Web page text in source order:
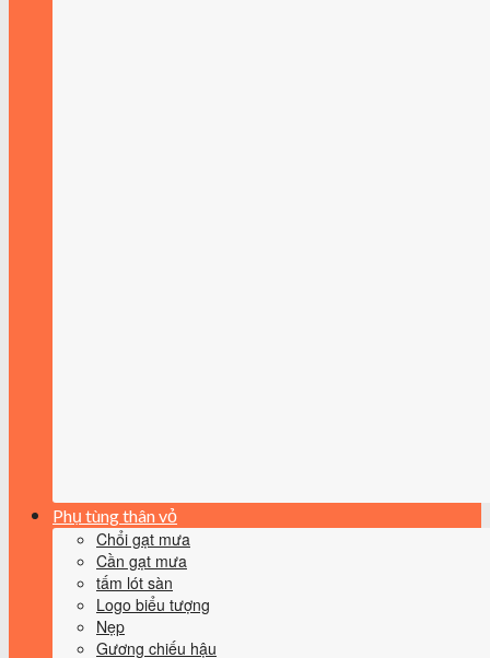
Phụ tùng thân vỏ
Chổi gạt mưa
Cần gạt mưa
tấm lót sàn
Logo biểu tượng
Nẹp
Gương chiếu hậu